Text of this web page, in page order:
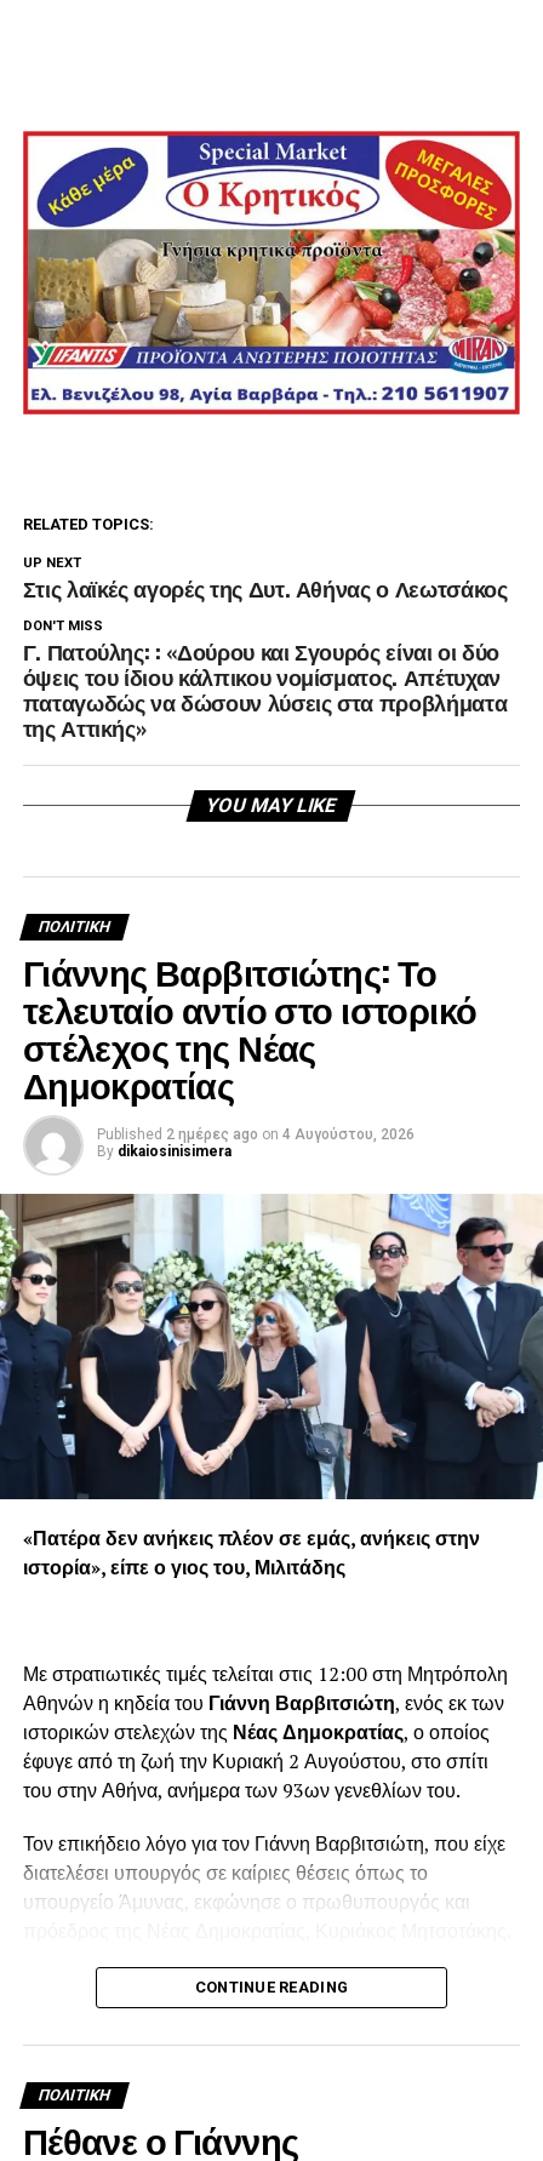
RELATED TOPICS:
UP NEXT
Στις λαϊκές αγορές της Δυτ. Αθήνας ο Λεωτσάκος
DON'T MISS
Γ. Πατούλης: : «Δούρου και Σγουρός είναι οι δύο
όψεις του ίδιου κάλπικου νομίσματος. Απέτυχαν
παταγωδώς να δώσουν λύσεις στα προβλήματα
της Αττικής»
YOU MAY LIKE
ΠΟΛΙΤΙΚΉ
Γιάννης Βαρβιτσιώτης: Το
τελευταίο αντίο στο ιστορικό
στέλεχος της Νέας
Δημοκρατίας
Published 2 ημέρες ago on 4 Αυγούστου, 2026
By dikaiosinisimera
«Πατέρα δεν ανήκεις πλέον σε εμάς, ανήκεις στην
ιστορία», είπε ο γιος του, Μιλιτάδης
Με στρατιωτικές τιμές τελείται στις 12:00 στη Μητρόπολη
Αθηνών η κηδεία του Γιάννη Βαρβιτσιώτη, ενός εκ των
ιστορικών στελεχών της Νέας Δημοκρατίας, ο οποίος
έφυγε από τη ζωή την Κυριακή 2 Αυγούστου, στο σπίτι
του στην Αθήνα, ανήμερα των 93ων γενεθλίων του.
Τον επικήδειο λόγο για τον Γιάννη Βαρβιτσιώτη, που είχε
διατελέσει υπουργός σε καίριες θέσεις όπως το
υπουργείο Άμυνας, εκφώνησε ο πρωθυπουργός και
Λίγο πριν τη μία το μεσημέρι, ολοκληρώθηκε η εξόδιος
ακολουθία και στο βήμα ανέβηκε ο πρωθυπουργός
Κυριάκος Μητσοτάκης για να εκφωνήσει τον επικήδειο
Μεταξύ άλλων ο Κυριάκος Μητσοτάκης, είπε: «Ο Γιάννης
Βαρβιτσιώτης ήταν φτιαγμένος από εκείνο το σπάνιο
CONTINUE READING
ΠΟΛΙΤΙΚΉ
Πέθανε ο Γιάννης